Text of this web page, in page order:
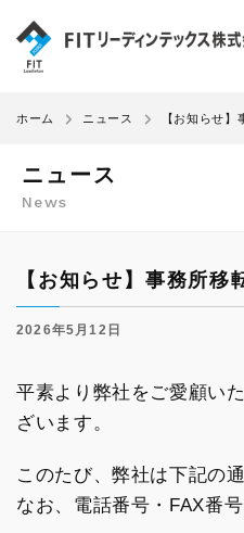
ホーム ニュース 【お知らせ】
ニュース
News
【お知らせ】事務所移
2026年5月12日
平素より弊社をご愛顧い
ざいます。
このたび、弊社は下記の
なお、電話番号・FAX番